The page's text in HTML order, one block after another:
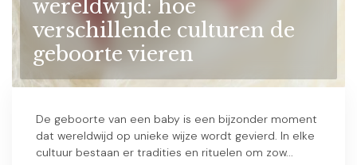
wereldwijd: hoe
verschillende culturen de
geboorte vieren
De geboorte van een baby is een bijzonder moment
dat wereldwijd op unieke wijze wordt gevierd. In elke
cultuur bestaan er tradities en rituelen om zow...